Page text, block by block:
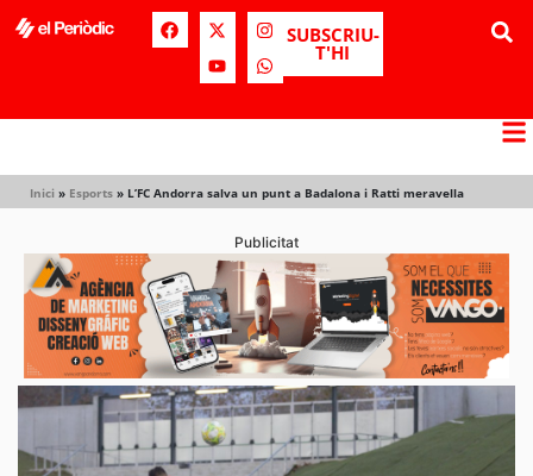
SUBSCRIU-
T'HI
Inici » Esports » L’FC Andorra salva un punt a Badalona i Ratti meravella
Publicitat